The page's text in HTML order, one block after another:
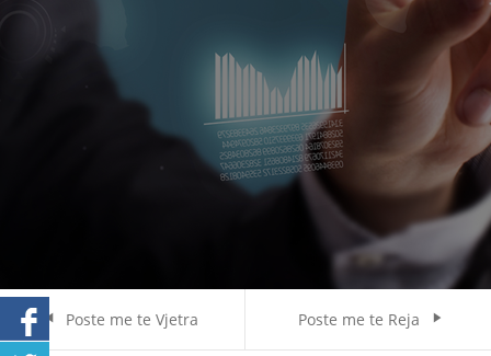
Poste me te Vjetra Poste me te Reja